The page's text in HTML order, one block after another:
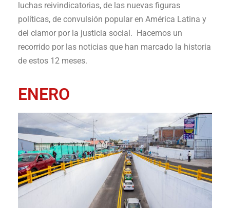
luchas reivindicatorias, de las nuevas figuras
políticas, de convulsión popular en América Latina y
del clamor por la justicia social. Hacemos un
recorrido por las noticias que han marcado la historia
de estos 12 meses.
ENERO